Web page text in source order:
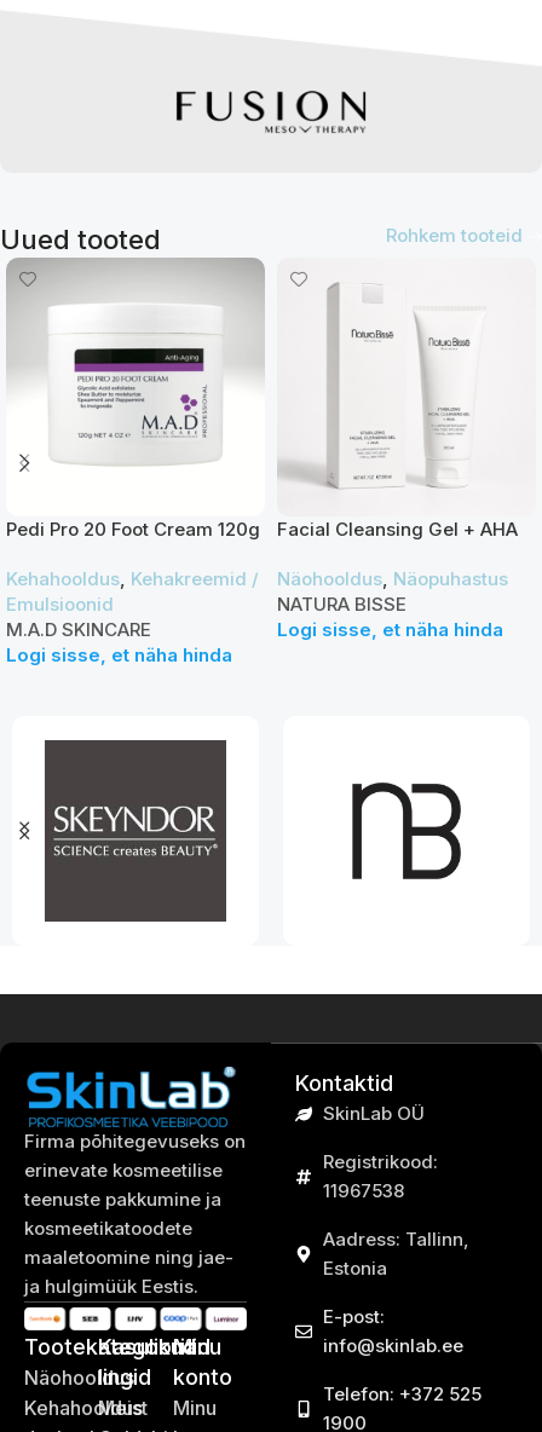
Uued tooted Rohkem tooteid
Pedi Pro 20 Foot Cream 120g
Kehahooldus, Kehakreemid /
Emulsioonid
M.A.D SKINCARE
Logi sisse, et näha hinda
Facial Cleansing Gel + AHA
Näohooldus, Näopuhastus
NATURA BISSE
Logi sisse, et näha hinda
Firma põhitegevuseks on
erinevate kosmeetilise
teenuste pakkumine ja
kosmeetikatoodete
maaletoomine ning jae-
ja hulgimüük Eestis.
Tootekategooriad
Näohooldus
Kehahooldus
Kasulikud
lingid
Meist
Minu
konto
Minu
Kontaktid
SkinLab OÜ
Registrikood:
11967538
Aadress: Tallinn,
Estonia
E-post:
info@skinlab.ee
Telefon: +372 525
1900